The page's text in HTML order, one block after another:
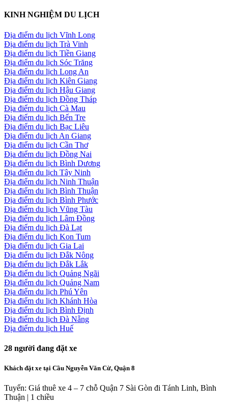
KINH NGHIỆM DU LỊCH
Địa điểm du lịch Vĩnh Long
Địa điểm du lịch Trà Vinh
Địa điểm du lịch Tiền Giang
Địa điểm du lịch Sóc Trăng
Địa điểm du lịch Long An
Địa điểm du lịch Kiên Giang
Địa điểm du lịch Hậu Giang
Địa điểm du lịch Đồng Tháp
Địa điểm du lịch Cà Mau
Địa điểm du lịch Bến Tre
Địa điểm du lịch Bạc Liêu
Địa điểm du lịch An Giang
Địa điểm du lịch Cần Thơ
Địa điểm du lịch Đồng Nai
Địa điểm du lịch Bình Dương
Địa điểm du lịch Tây Ninh
Địa điểm du lịch Ninh Thuận
Địa điểm du lịch Bình Thuận
Địa điểm du lịch Bình Phước
Địa điểm du lịch Vũng Tàu
Địa điểm du lịch Lâm Đồng
Địa điểm du lịch Đà Lạt
Địa điểm du lịch Kon Tum
Địa điểm du lịch Gia Lai
Địa điểm du lịch Đắk Nông
Địa điểm du lịch Đắk Lắk
Địa điểm du lịch Quảng Ngãi
Địa điểm du lịch Quảng Nam
Địa điểm du lịch Phú Yên
Địa điểm du lịch Khánh Hòa
Địa điểm du lịch Bình Định
Địa điểm du lịch Đà Nẵng
Địa điểm du lịch Huế
28 người đang đặt xe
Khách đặt xe tại Cầu Nguyễn Văn Cừ, Quận 8
Tuyến: Giá thuê xe 4 – 7 chỗ Quận 7 Sài Gòn đi Tánh Linh, Bình
Thuận | 1 chiều